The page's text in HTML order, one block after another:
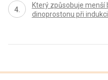
Který způsobuje menší
dinoprostonu při